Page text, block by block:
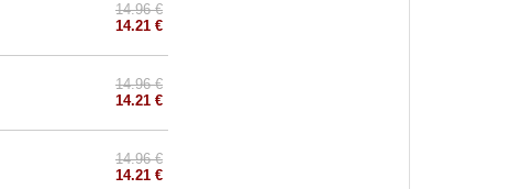
14.96 €
14.21 €
14.96 €
14.21 €
14.96 €
14.21 €